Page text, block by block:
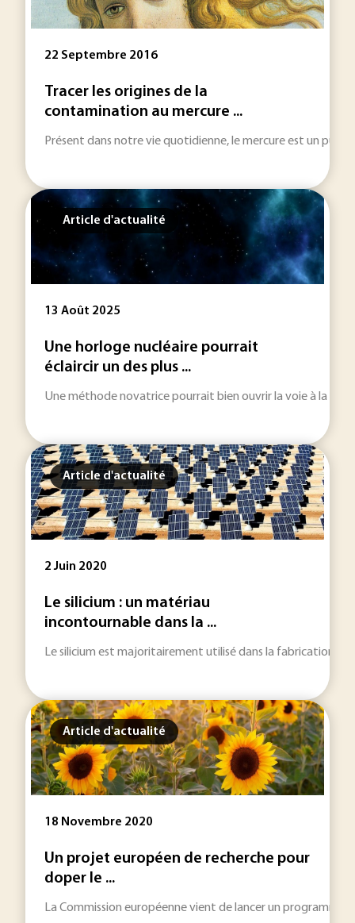
22 Septembre 2016
Tracer les origines de la
contamination au mercure ...
Présent dans notre vie quotidienne, le mercure est un
Article d'actualité
13 Août 2025
Une horloge nucléaire pourrait
éclaircir un des plus ...
Une méthode novatrice pourrait bien ouvrir la voie à la
Article d'actualité
2 Juin 2020
Le silicium : un matériau
incontournable dans la ...
Le silicium est majoritairement utilisé dans la fabrication
Article d'actualité
18 Novembre 2020
Un projet européen de recherche pour
doper le ...
La Commission européenne vient de lancer un programme